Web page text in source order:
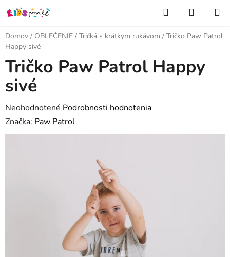
Prejsť
na
obsah
Hľadať
KOŠÍK
Domov / OBLEČENIE / Tričká s krátkym rukávom / Tričko Paw Patrol
Happy sivé
Tričko Paw Patrol Happy
sivé
Priemerné
hodnotenie
produktu
Neohodnotené Podrobnosti hodnotenia
Značka: Paw Patrol